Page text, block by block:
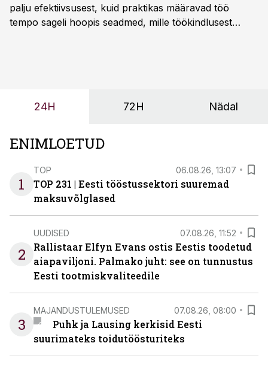
palju efektiivsusest, kuid praktikas määravad töö
tempo sageli hoopis seadmed, mille töökindlusest
24H 72H Nädal
ENIMLOETUD
1
TOP 06.08.26, 13:07
TOP 231 | Eesti tööstussektori suuremad
maksuvõlglased
2
UUDISED 07.08.26, 11:52
Rallistaar Elfyn Evans ostis Eestis toodetud
aiapaviljoni. Palmako juht: see on tunnustus
Eesti tootmiskvaliteedile
3
MAJANDUSTULEMUSED 07.08.26, 08:00
Puhk ja Lausing kerkisid Eesti
suurimateks toidutöösturiteks